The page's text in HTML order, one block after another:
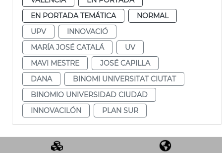
EN PORTADA TEMÁTICA
NORMAL
UPV
INNOVACIÓ
MARÍA JOSÉ CATALÁ
UV
MAVI MESTRE
JOSÉ CAPILLA
DANA
BINOMI UNIVERSITAT CIUTAT
BINOMIO UNIVERSIDAD CIUDAD
INNOVACILÓN
PLAN SUR